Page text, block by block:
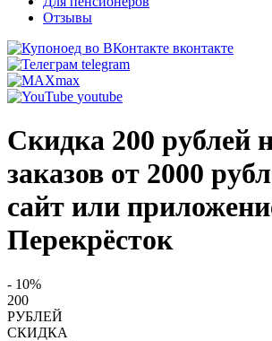
Отзывы
вконтакте
telegram
max
youtube
Скидка 200 рублей
заказов от 2000
сайт или
Перекрёсток
- 10%
200
РУБЛЕЙ
СКИДКА